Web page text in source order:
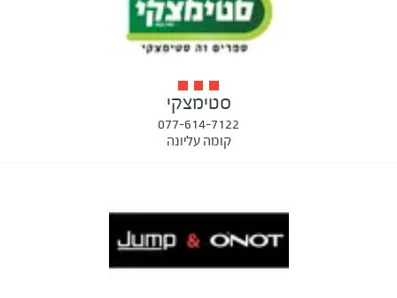
סטימצקי
077-614-7122
קומה עליונה